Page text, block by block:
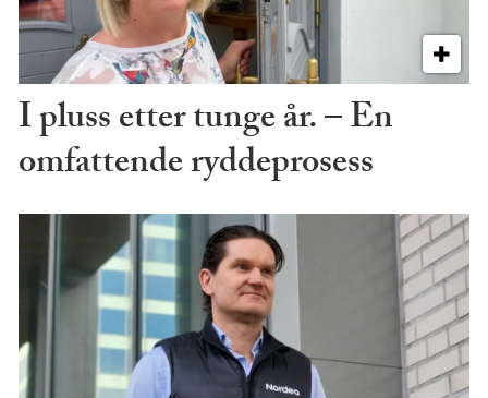
I pluss etter tunge år. – En
omfattende ryddeprosess